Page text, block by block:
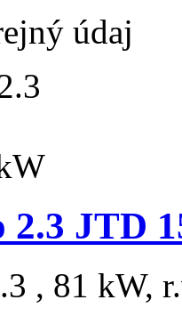
údaj
2.3 JTD
, 81 kW,